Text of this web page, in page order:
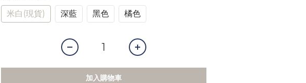
米白(現貨) 深藍 黑色 橘色
加入購物車